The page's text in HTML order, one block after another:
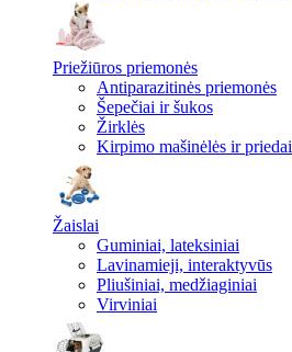
Priežiūros priemonės
Antiparazitinės priemonės
Šepečiai ir šukos
Žirklės
Kirpimo mašinėlės ir priedai
Žaislai
Guminiai, lateksiniai
Lavinamieji, interaktyvūs
Pliušiniai, medžiaginiai
Virviniai